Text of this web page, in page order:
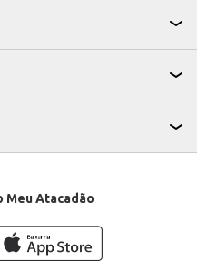
Meu Atacadão